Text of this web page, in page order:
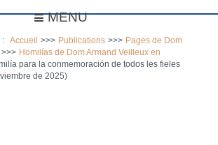
MENU
:Accueil >>> Publications >>> Pages de Dom
>>> Homilías de Dom Armand Veilleux en
para la conmemoración de todos les fieles
de 2025)